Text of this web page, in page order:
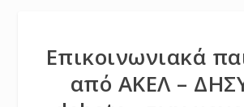
Επικοινωνιακά
από ΑΚΕΛ –